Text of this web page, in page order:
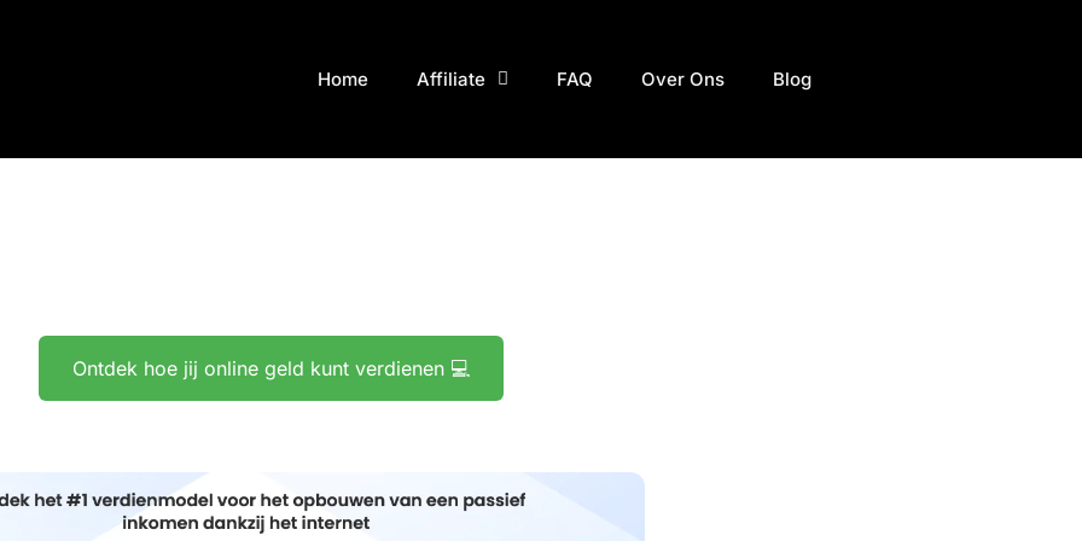
Home Affiliate FAQ Over Ons Blog
Ontdek hoe jij online geld kunt verdienen 💻